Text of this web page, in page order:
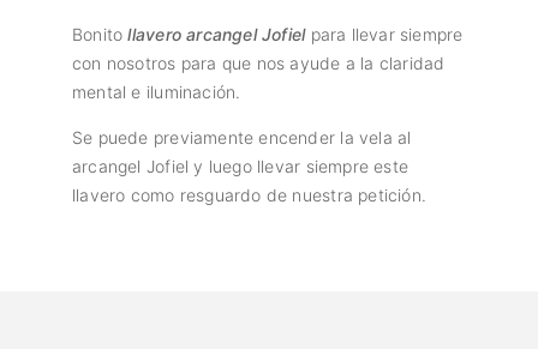
Bonitollavero arcangel Jofielpara llevar siempre
con nosotros para que nos ayude a la claridad
mental e iluminación.
Se puede previamente encender la vela al
arcangel Jofiel y luego llevar siempre este
llavero como resguardo de nuestra petición.